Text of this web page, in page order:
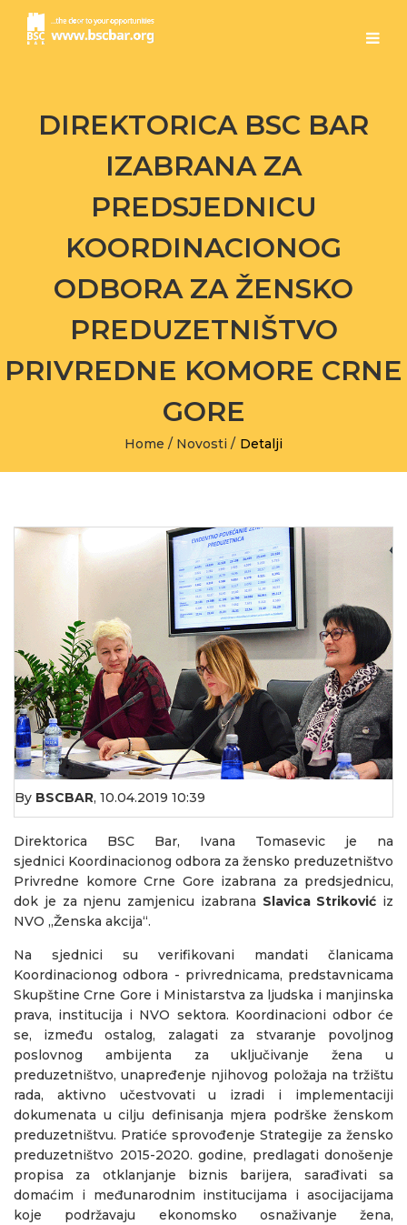
DIREKTORICA BSC BAR
IZABRANA ZA
PREDSJEDNICU
KOORDINACIONOG
ODBORA ZA ŽENSKO
PREDUZETNIŠTVO
PRIVREDNE KOMORE CRNE
GORE
Home / Novosti / Detalji
By BSCBAR, 10.04.2019 10:39
Direktorica BSC Bar, Ivana Tomasevic je na
sjednici Koordinacionog odbora za žensko preduzetništvo
Privredne komore Crne Gore izabrana za predsjednicu,
dok je za njenu zamjenicu izabrana Slavica Striković iz
NVO „Ženska akcija“.
Na sjednici su verifikovani mandati članicama
Koordinacionog odbora - privrednicama, predstavnicama
Skupštine Crne Gore i Ministarstva za ljudska i manjinska
prava, institucija i NVO sektora. Koordinacioni odbor će
se, između ostalog, zalagati za stvaranje povoljnog
poslovnog ambijenta za uključivanje žena u
preduzetništvo, unapređenje njihovog položaja na tržištu
rada, aktivno učestvovati u izradi i implementaciji
dokumenata u cilju definisanja mjera podrške ženskom
preduzetništvu. Pratiće sprovođenje Strategije za žensko
preduzetništvo 2015-2020. godine, predlagati donošenje
propisa za otklanjanje biznis barijera, sarađivati sa
domaćim i međunarodnim institucijama i asocijacijama
koje podržavaju ekonomsko osnaživanje žena,